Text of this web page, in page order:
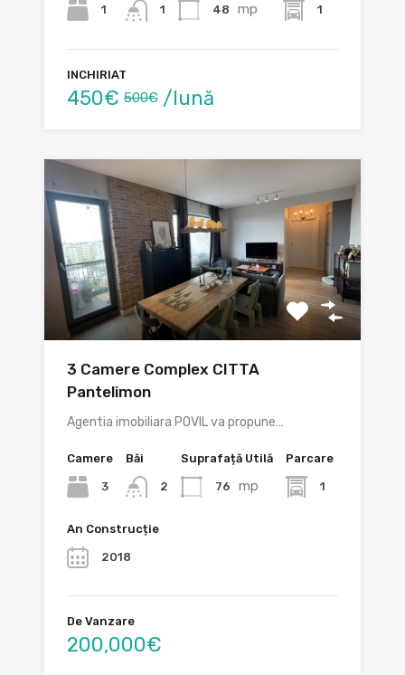
1 1 48 mp 1
INCHIRIAT
450€ 500€ /lună
3 Camere Complex CITTA
Pantelimon
Agentia imobiliara POVIL va propune…
Camere
3
Băi
2
Suprafață Utilă
76 mp
Parcare
1
An Construcție
2018
De Vanzare
200,000€